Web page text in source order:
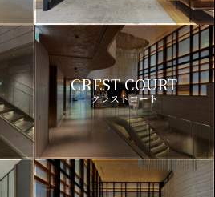
CREST COURT
クレストコート